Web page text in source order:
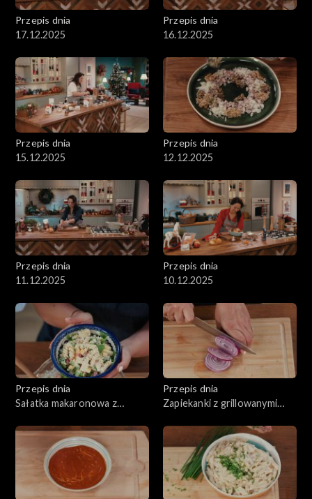
Przepis dnia
17.12.2025
Przepis dnia
16.12.2025
Przepis dnia
15.12.2025
Przepis dnia
12.12.2025
Przepis dnia
11.12.2025
Przepis dnia
10.12.2025
Przepis dnia
Sałatka makaronowa z
kurczakiem i selerem
naciowym
Przepis dnia
Zapiekanki z grillowanymi